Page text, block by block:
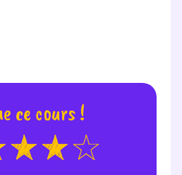
ce cours !